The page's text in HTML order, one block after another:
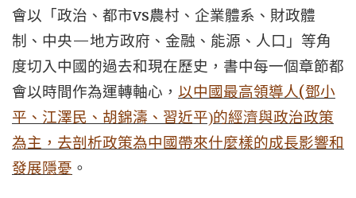
會以「政治、都市vs農村、企業體系、財政體
制、中央—地方政府、金融、能源、人口」等角
度切入中國的過去和現在歷史，書中每一個章節都
會以時間作為運轉軸心， 以中國最高領導人(鄧小
平、江澤民、 胡錦濤、習近平)的經濟與政治政策
為主，去剖析政策為中國帶來什麼樣的成長影響和
發展隱憂 。